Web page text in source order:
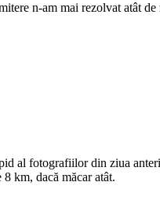
n-am mai rezolvat atât
al fotografiilor din ziua
km, dacă măcar atât.